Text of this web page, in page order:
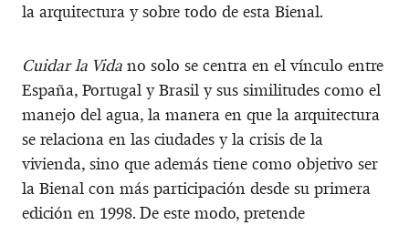
la arquitectura y sobre todo de esta Bienal.
Cuidar la Vida no solo se centra en el vínculo entre
España, Portugal y Brasil y sus similitudes como el
manejo del agua, la manera en que la arquitectura
se relaciona en las ciudades y la crisis de la
vivienda, sino que además tiene como objetivo ser
la Bienal con más participación desde su primera
edición en 1998. De este modo, pretende